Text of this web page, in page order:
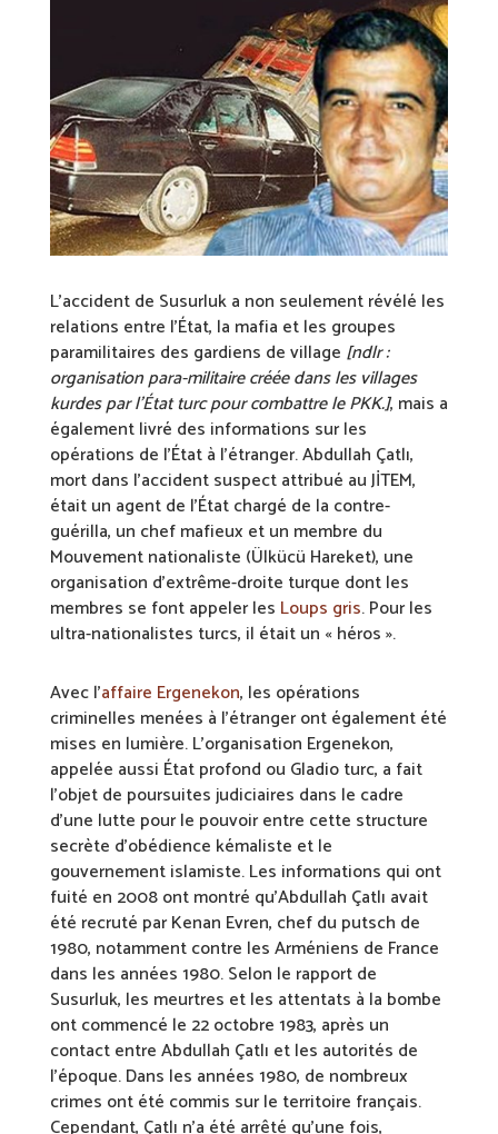
L’accident de Susurluk a non seulement révélé les
relations entre l’État, la mafia et les groupes
paramilitaires des gardiens de village [ndlr :
organisation para-militaire créée dans les villages
kurdes par l’État turc pour combattre le PKK.], mais a
également livré des informations sur les
opérations de l’État à l’étranger. Abdullah Çatlı,
mort dans l’accident suspect attribué au JİTEM,
était un agent de l’État chargé de la contre-
guérilla, un chef mafieux et un membre du
Mouvement nationaliste (Ülkücü Hareket), une
organisation d’extrême-droite turque dont les
membres se font appeler les Loups gris. Pour les
ultra-nationalistes turcs, il était un « héros ».
Avec l’affaire Ergenekon, les opérations
criminelles menées à l’étranger ont également été
mises en lumière. L’organisation Ergenekon,
appelée aussi État profond ou Gladio turc, a fait
l’objet de poursuites judiciaires dans le cadre
d’une lutte pour le pouvoir entre cette structure
secrète d’obédience kémaliste et le
gouvernement islamiste. Les informations qui ont
fuité en 2008 ont montré qu’Abdullah Çatlı avait
été recruté par Kenan Evren, chef du putsch de
1980, notamment contre les Arméniens de France
dans les années 1980. Selon le rapport de
Susurluk, les meurtres et les attentats à la bombe
ont commencé le 22 octobre 1983, après un
contact entre Abdullah Çatlı et les autorités de
l’époque. Dans les années 1980, de nombreux
crimes ont été commis sur le territoire français.
Cependant, Çatlı n’a été arrêté qu’une fois,